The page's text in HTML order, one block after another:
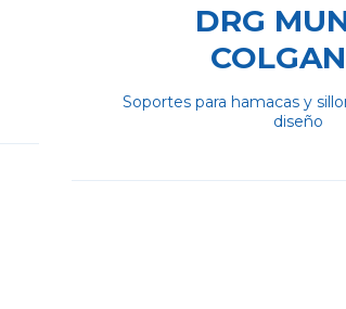
DRG
Soportes para hamacas y
diseño